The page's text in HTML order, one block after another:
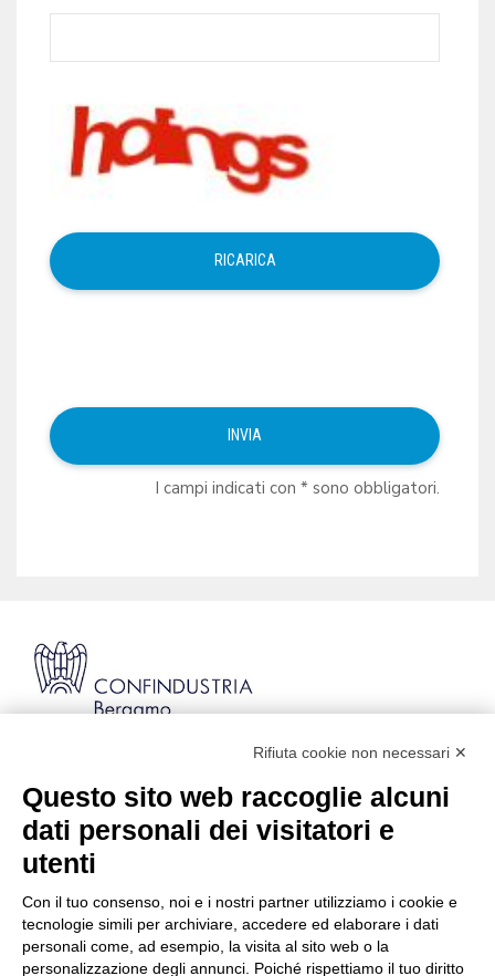
I campi indicati con * sono obbligatori.
Codice Fiscale: 80021750163 | PEC:
info@pec.confindustriabergamo.it
CONFINDUSTRIA BERGAMO
Rifiuta cookie non necessari ✕
Questo sito web raccoglie alcuni
dati personali dei visitatori e
utenti
Con il tuo consenso, noi e i nostri partner utilizziamo i cookie e
tecnologie simili per archiviare, accedere ed elaborare i dati
personali come, ad esempio, la visita al sito web o la
personalizzazione degli annunci. Poiché rispettiamo il tuo diritto